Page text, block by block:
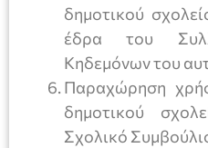
δημοτικού
έδρα του
Κηδεμόνων του
Παραχώρηση
δημοτικού
Σχολικό